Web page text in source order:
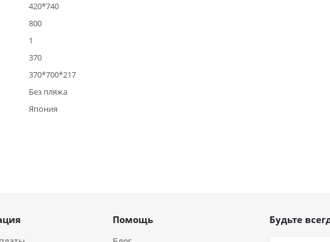
420*740
800
1
370
370*700*217
Без пляжа
Япония
Помощь Будьте